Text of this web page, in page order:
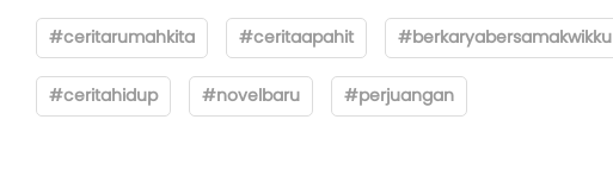
#ceritarumahkita #ceritaapahit #berkaryabersamakwikku
#ceritahidup #novelbaru #perjuangan